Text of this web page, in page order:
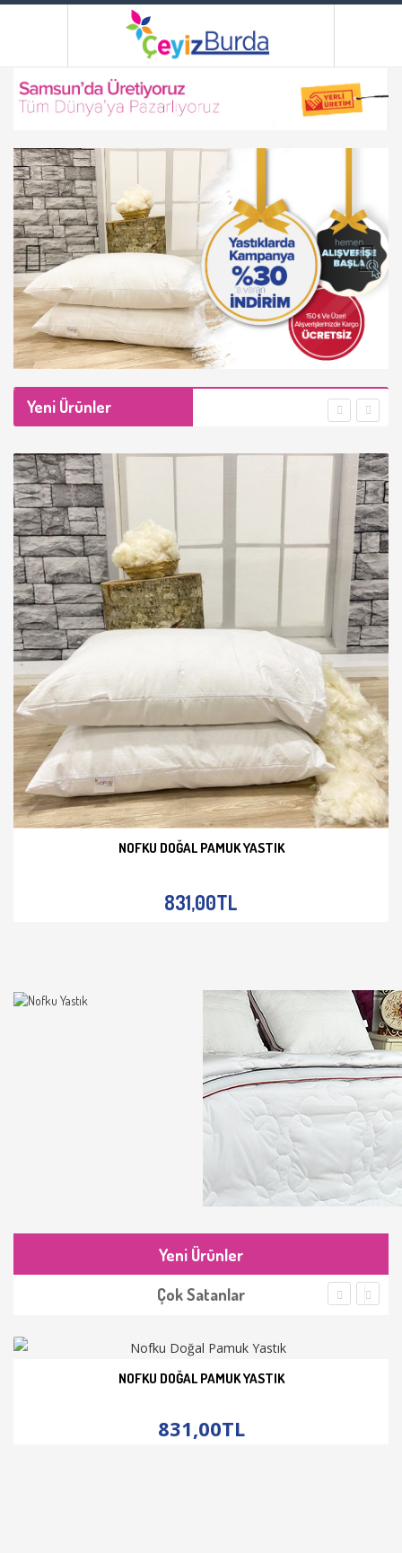
Yeni Ürünler
NOFKU DOĞAL PAMUK YASTIK
831,00TL
Yeni Ürünler
Çok Satanlar
NOFKU DOĞAL PAMUK YASTIK
831,00TL